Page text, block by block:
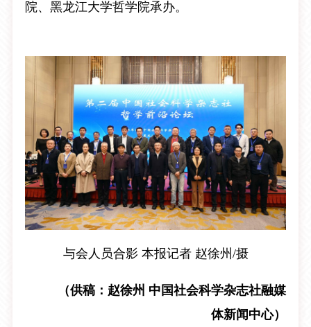
院、黑龙江大学哲学院承办。
与会人员合影 本报记者 赵徐州/摄
（供稿：赵徐州 中国社会科学杂志社融媒
体新闻中心）